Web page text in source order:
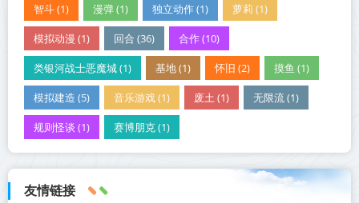
智斗 (1) 漫弹 (1) 独立动作 (1) 萝莉 (1)
模拟动漫 (1) 回合 (36) 合作 (10)
类银河战士恶魔城 (1) 基地 (1) 怀旧 (2) 摸鱼 (1)
模拟建造 (5) 音乐游戏 (1) 废土 (1) 无限流 (1)
规则怪谈 (1) 赛博朋克 (1)
友情链接